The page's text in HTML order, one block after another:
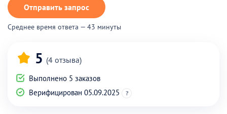
Отправить запрос
Среднее время ответа — 43 минуты
5 (4 отзыва)
Выполнено 5 заказов
Верифицирован 05.09.2025
?